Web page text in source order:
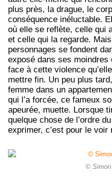
plus près, la drague, le
conséquence inéluctable.
où elle se reflète, celle qui
et celle qui la regarde.
personnages se fondent
exposé dans ses
face à cette violence
mettre fin. Un peu plus
femme dans un
qui l’a forcée, ce fameux
apeurée, muette. Lorsque
quelque chose de l’ordre
exprimer, c’est pour le
© Simon